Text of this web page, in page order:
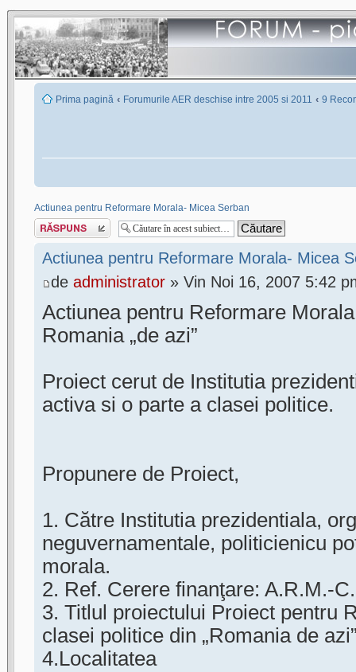
Prima pagină ‹ Forumurile AER deschise intre 2005 si 2011 ‹ 9
Actiunea pentru Reformare Morala- Micea Serban
Scrie un răspuns
Actiunea pentru Reformare Morala- Micea
de administrator » Vin Noi 16, 2007 5:42
Actiunea pentru Reformare
Romania „de azi”
Proiect cerut de Institutia
activa si o parte a clasei politice.
Propunere de Proiect,
1. Către Institutia prezidentiala,
neguvernamentale, politicienicu
morala.
2. Ref. Cerere finanţare: A.R.M.-
3. Titlul proiectului Proiect pentru
clasei politice din „Romania de
4.Localitatea